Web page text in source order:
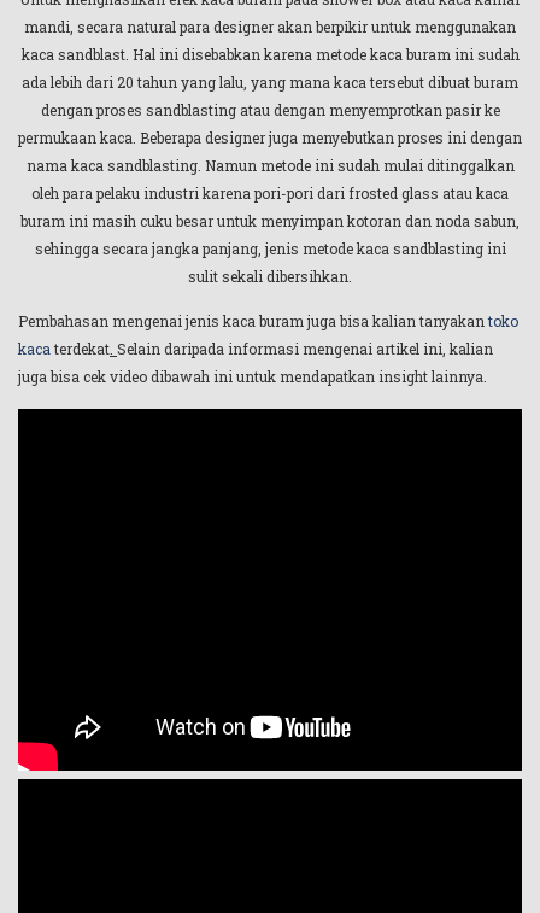
mandi, secara natural para designer akan berpikir untuk menggunakan
kaca sandblast. Hal ini disebabkan karena metode kaca buram ini sudah
ada lebih dari 20 tahun yang lalu, yang mana kaca tersebut dibuat buram
dengan proses sandblasting atau dengan menyemprotkan pasir ke
permukaan kaca. Beberapa designer juga menyebutkan proses ini dengan
nama kaca sandblasting. Namun metode ini sudah mulai ditinggalkan
oleh para pelaku industri karena pori-pori dari frosted glass atau kaca
buram ini masih cuku besar untuk menyimpan kotoran dan noda sabun,
sehingga secara jangka panjang, jenis metode kaca sandblasting ini
sulit sekali dibersihkan.
Pembahasan mengenai jenis kaca buram juga bisa kalian tanyakantoko
kacaterdekat. Selain daripada informasi mengenai artikel ini, kalian
juga bisa cek video dibawah ini untuk mendapatkan insight lainnya.